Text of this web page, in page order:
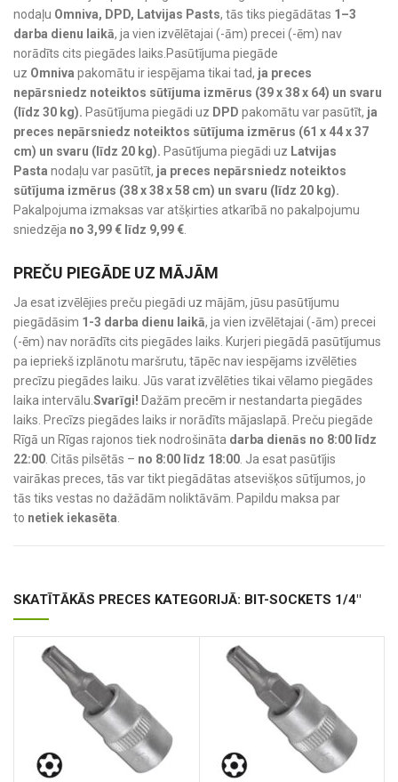
nodaļu Omniva, DPD, Latvijas Pasts, tās tiks piegādātas 1–3
darba dienu laikā, ja vien izvēlētajai (-ām) precei (-ēm) nav
norādīts cits piegādes laiks.Pasūtījuma piegāde
uz Omniva pakomātu ir iespējama tikai tad, ja preces
nepārsniedz noteiktos sūtījuma izmērus (39 x 38 x 64) un svaru
(līdz 30 kg). Pasūtījuma piegādi uz DPD pakomātu var pasūtīt, ja
preces nepārsniedz noteiktos sūtījuma izmērus (61 x 44 x 37
cm) un svaru (līdz 20 kg). Pasūtījuma piegādi uz Latvijas
Pasta nodaļu var pasūtīt, ja preces nepārsniedz noteiktos
sūtījuma izmērus (38 x 38 x 58 cm) un svaru (līdz 20 kg).
Pakalpojuma izmaksas var atšķirties atkarībā no pakalpojumu
sniedzēja no 3,99 € līdz 9,99 €
PREČU PIEGĀDE UZ MĀJĀM
Ja esat izvēlējies preču piegādi uz mājām, jūsu pasūtījumu
piegādāsim 1-3 darba dienu laikā, ja vien izvēlētajai (-ām) precei
(-ēm) nav norādīts cits piegādes laiks. Kurjeri piegādā pasūtījumus
pa iepriekš izplānotu maršrutu, tāpēc nav iespējams izvēlēties
precīzu piegādes laiku. Jūs varat izvēlēties tikai vēlamo piegādes
laika intervālu. Svarīgi! Dažām precēm ir nestandarta piegādes
laiks. Precīzs piegādes laiks ir norādīts mājaslapā. Preču piegāde
Rīgā un Rīgas rajonos tiek nodrošināta darba dienās no 8:00 līdz
22:00 . Citās pilsētās – no 8:00 līdz 18:00 . Ja esat pasūtījis
vairākas preces, tās var tikt piegādātas atsevišķos sūtījumos, jo
tās tiks vestas no dažādām noliktāvām. Papildu maksa par
to netiek iekasēta
SKATĪTĀKĀS PRECES KATEGORIJĀ: BIT-SOCKETS 1/4"